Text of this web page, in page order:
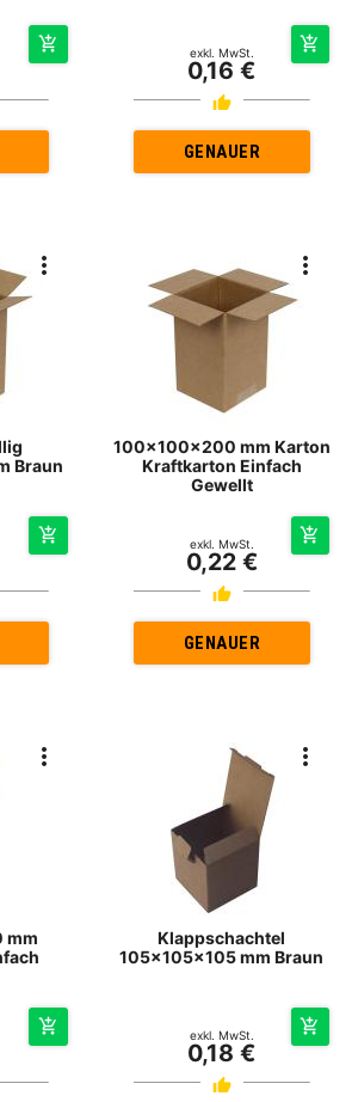
exkl. MwSt.
0,16 €
GENAUER
Braun
100x100x200 mm Karton
Kraftkarton Einfach
Gewellt
exkl. MwSt.
0,22 €
GENAUER
mm
Klappschachtel
105x105x105 mm Braun
exkl. MwSt.
0,18 €